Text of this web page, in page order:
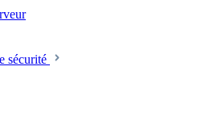
sécurité